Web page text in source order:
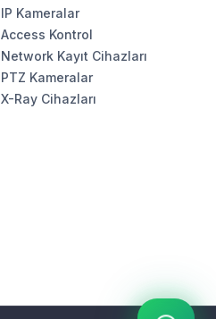
IP Kameralar
Access Kontrol
Network Kayıt Cihazları
PTZ Kameralar
X-Ray Cihazları